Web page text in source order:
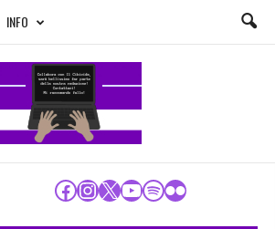
INFO
Facebook
Instagram
X YouTube
Spotify
Flickr